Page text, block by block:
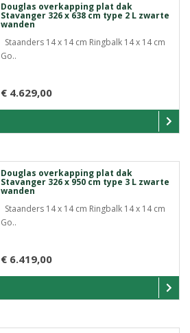
Douglas overkapping plat dak
Stavanger 326 x 638 cm type 2 L zwarte
wanden
Staanders 14 x 14 cm Ringbalk 14 x 14 cm
Go..
€ 4.629,00
Douglas overkapping plat dak
Stavanger 326 x 950 cm type 3 L zwarte
wanden
Staanders 14 x 14 cm Ringbalk 14 x 14 cm
Go..
€ 6.419,00